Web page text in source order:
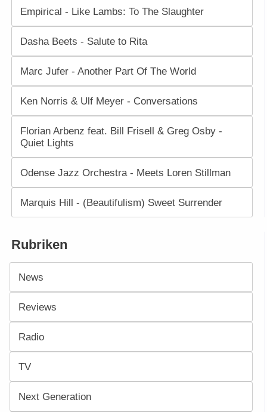
Empirical - Like Lambs: To The Slaughter
Dasha Beets - Salute to Rita
Marc Jufer - Another Part Of The World
Ken Norris & Ulf Meyer - Conversations
Florian Arbenz feat. Bill Frisell & Greg Osby -
Quiet Lights
Odense Jazz Orchestra - Meets Loren Stillman
Marquis Hill - (Beautifulism) Sweet Surrender
Rubriken
News
Reviews
Radio
TV
Next Generation